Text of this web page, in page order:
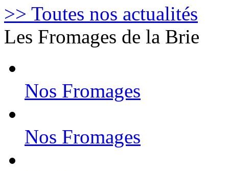
>> Toutes nos actualités
Les Fromages de la Brie
Nos Fromages
Nos Fromages